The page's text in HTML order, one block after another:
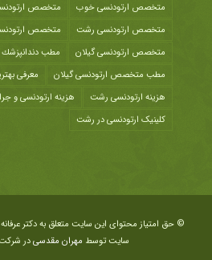
متخصص ارتودنسی خوب
متخصص
متخصص ارتودنسی رشت
متخصص
متخصص ارتودنسی گیلان
مطب
مطب متخصص ارتودنسی گیلان
معرفی
هزينه ارتودنسی رشت
هزینه ارتودنسی و
کلینیک ارتودنسی در رشت
© حق امتیاز محتوای این سایت متعلق به دکتر
سایت توسط مهران مقدسیدر